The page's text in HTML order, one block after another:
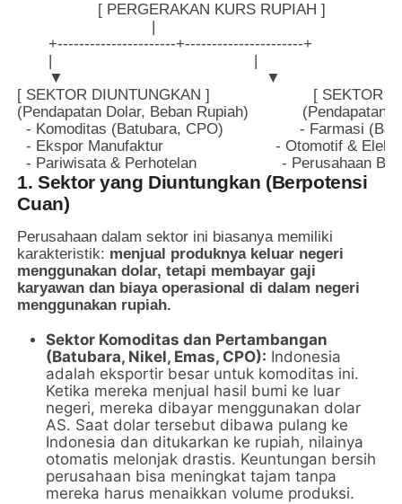
                  [ PERGERAKAN KURS RUPIAH ]
                              |
       +----------------------+----------------------+
       |                                             |
       ▼                                             ▼
[ SEKTOR DIUNTUNGKAN ]                       [ SEKTOR
(Pendapatan Dolar, Beban Rupiah)            (Pendapatan
- Komoditas (Batubara, CPO)                 - Farmasi
- Ekspor Manufaktur                         - Otomotif &
1. Sektor yang Diuntungkan (Berpotensi
Cuan)
Perusahaan dalam sektor ini biasanya memiliki
karakteristik: menjual produknya keluar negeri
menggunakan dolar, tetapi membayar gaji
karyawan dan biaya operasional di dalam negeri
menggunakan rupiah.
Sektor Komoditas dan Pertambangan
(Batubara, Nikel, Emas, CPO): Indonesia
adalah eksportir besar untuk komoditas ini.
Ketika mereka menjual hasil bumi ke luar
negeri, mereka dibayar menggunakan dolar
AS. Saat dolar tersebut dibawa pulang ke
Indonesia dan ditukarkan ke rupiah, nilainya
otomatis melonjak drastis. Keuntungan bersih
perusahaan bisa meningkat tajam tanpa
mereka harus menaikkan volume produksi.